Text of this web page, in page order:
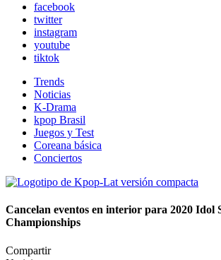
facebook
twitter
instagram
youtube
tiktok
Trends
Noticias
K-Drama
kpop Brasil
Juegos y Test
Coreana básica
Conciertos
Cancelan eventos en interior para 2020 Idol
Championships
Compartir